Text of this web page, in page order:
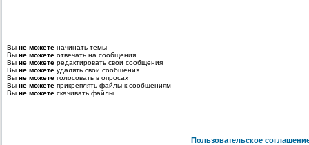
Вы не можете начинать темы
Вы не можете отвечать на сообщения
Вы не можете редактировать свои сообщения
Вы не можете удалять свои сообщения
Вы не можете голосовать в опросах
Вы не можете прикреплять файлы к сообщениям
Вы не можете скачивать файлы
Пользовательское